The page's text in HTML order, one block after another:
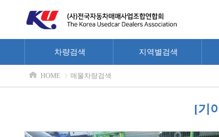
차량검색 지역별검색
HOME 매물차량검색
[기